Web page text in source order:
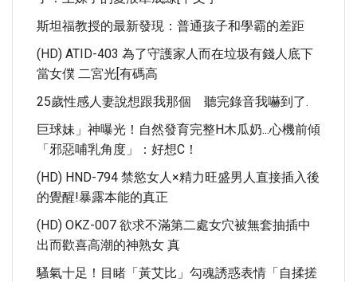
斯坦福教授的最新發現：普通孩子和學霸的差距
(HD) ATID-403 為了守護家人而在垃圾有錢人底下
當女僕 二宮光[有碼高
25歲性感人妻說想跟我那個 聽完錄音我嚇到了.
巨球妹」神曝光！自然發育完整H木瓜奶...心機前傾
「邪惡哺乳角度」：好想C！
(HD) HND-794 禁慾女人×精力旺盛男人直接插入後
的覺醒!暴露本能的真正
(HD) OKZ-007 欲求不滿第二處女穴被無套抽插中
出而歡喜高潮的神熟女 真
騷氣十足！目睹「黃艾比」勾魂誘惑表情「自揉搓